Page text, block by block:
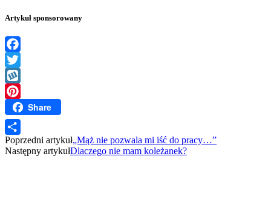
Artykuł sponsorowany
Facebook
Twitter
Wykop
PinterestShare
Share
Poprzedni artykuł„Mąż nie pozwala mi iść do pracy…”
Następny artykułDlaczego nie mam koleżanek?